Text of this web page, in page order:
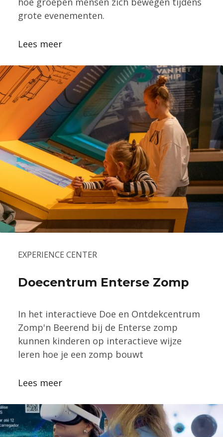
grote evenementen.
Lees meer
EXPERIENCE CENTER
Doecentrum Enterse Zomp
In het interactieve Doe en Ontdekcentrum
Zomp'n Beerend bij de Enterse zomp
kunnen kinderen op interactieve wijze
leren hoe je een zomp bouwt
Lees meer